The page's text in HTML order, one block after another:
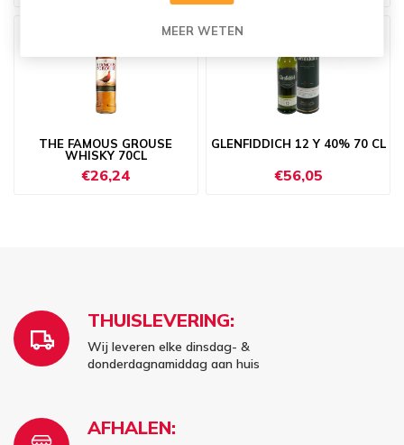
THE FAMOUS GROUSE
WHISKY 70CL
€26,24
GLENFIDDICH 12 Y 40% 70 CL
€56,05
THUISLEVERING:
Wij leveren elke dinsdag- &
donderdagnamiddag aan huis
AFHALEN:
MEER WETEN